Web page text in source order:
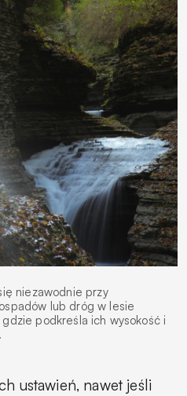
niezawodnie przy
lub dróg w lesie
podkreśla ich wysokość i
ustawień, nawet jeśli